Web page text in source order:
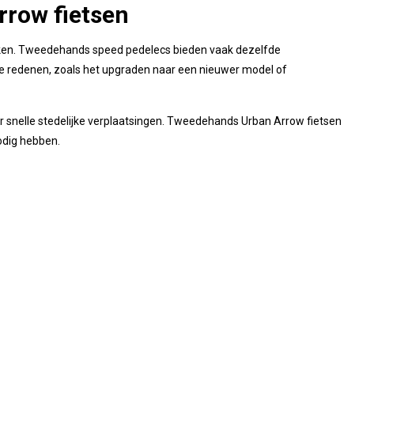
fietsen
Tweedehands speed pedelecs bieden vaak dezelfde
redenen, zoals het upgraden naar een nieuwer model of
stedelijke verplaatsingen. Tweedehands Urban Arrow fietsen
hebben.